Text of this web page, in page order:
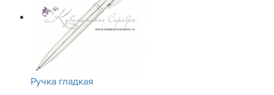
Ручка гладкая